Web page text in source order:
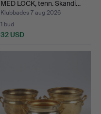
MED LOCK, tenn. Skandi…
Klubbades 7 aug 2026
1 bud
32 USD